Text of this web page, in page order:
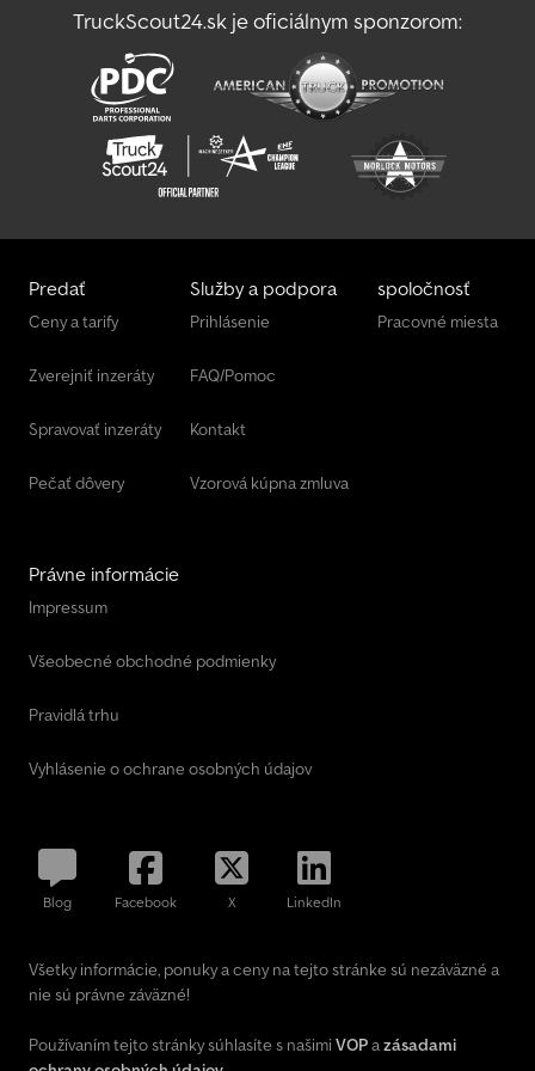
Technické zmeny, zmeny cien a chyby vyhradené. Za chyby a
tlačové chyby neručíme. Gumová pružinová náprava, nezávislé
zavesenie kolies, bočnice z žiarovo pozinkovanej ocele, bez bŕzd,
vrátane záruky, V-kové ťažné zariadenie, žiarovo pozinkované, 7-
pólová zástrčka, podlaha s hrúbkou 9 mm, zadné čelo s napínacími
zámkami, 4 upevňovacie očká na vnútornej strane bočníc,
predmontované upevňovacie body pre upevnenie plachty na
bočniciach. Dedped T Symefx Af Djck
TruckScout24.sk je oficiálnym sponzorom:
Predať
Ceny a tarify
Zverejniť inzeráty
Spravovať inzeráty
Pečať dôvery
Služby a podpora
Prihlásenie
FAQ/Pomoc
Kontakt
Vzorová kúpna zmluva
spoločnosť
Pracovné miesta
Právne informácie
Impressum
Všeobecné obchodné podmienky
Pravidlá trhu
Vyhlásenie o ochrane osobných údajov
Blog Facebook X LinkedIn
Všetky informácie, ponuky a ceny na tejto stránke sú nezáväzné a
nie sú právne záväzné!
Používaním tejto stránky súhlasíte s našimi VOPazásadami